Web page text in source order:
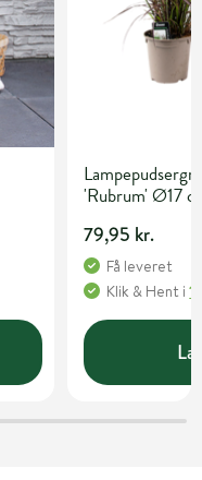
'Rubrum' Ø17
79,95 kr.
Få leveret
Klik & Hent i